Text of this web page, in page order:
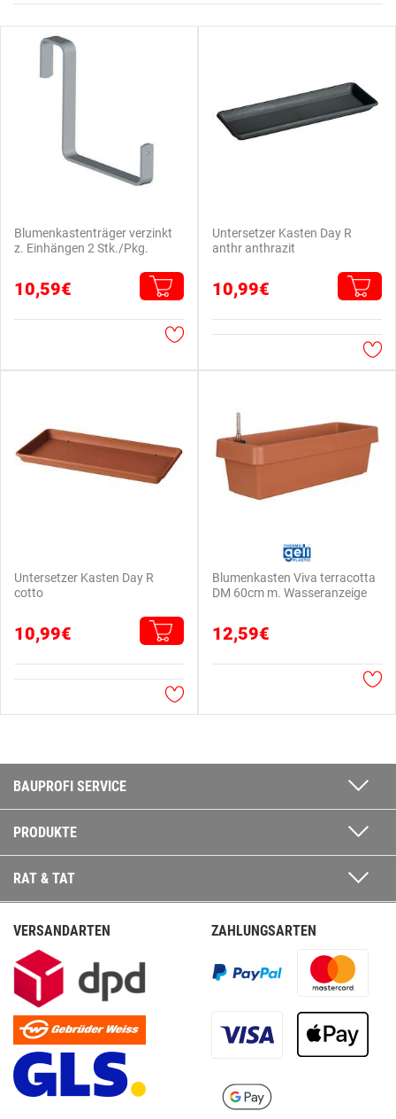
Blumenkastenträger verzinkt
z. Einhängen 2 Stk./Pkg.
10,59€
Untersetzer Kasten Day R
anthr anthrazit
10,99€
Untersetzer Kasten Day R
cotto
10,99€
Blumenkasten Viva terracotta
DM 60cm m. Wasseranzeige
12,59€
BAUPROFI SERVICE
PRODUKTE
RAT & TAT
VERSANDARTEN ZAHLUNGSARTEN